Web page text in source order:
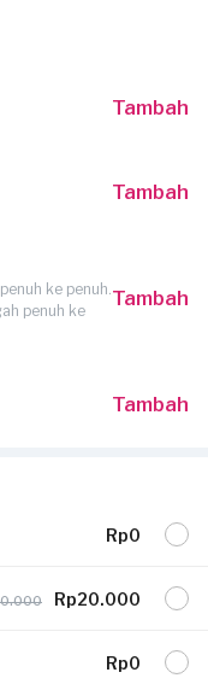
Tambah
Tambah
ke penuh.
penuh ke
Tambah
Tambah
Rp0
Rp20.000
Rp0